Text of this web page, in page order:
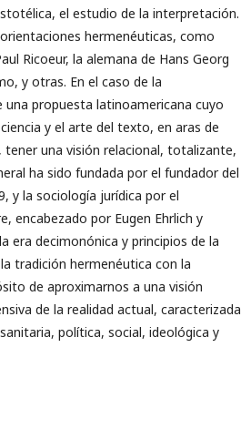
el estudio de la interpretación.
hermenéuticas, como
Ricoeur, la alemana de Hans Georg
y otras. En el caso de la
propuesta latinoamericana cuyo
y el arte del texto, en aras de
una visión relacional, totalizante,
ha sido fundada por el fundador del
y la sociología jurídica por el
encabezado por Eugen Ehrlich y
era decimonónica y principios de la
tradición hermenéutica con la
de aproximarnos a una visión
de la realidad actual, caracterizada
política, social, ideológica y